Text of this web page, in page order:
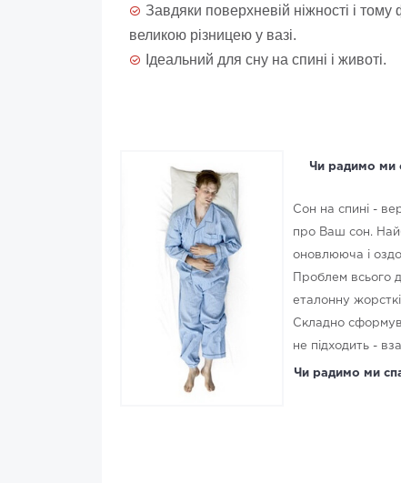
Завдяки поверхневій ніжності і
великою різницею у вазі.
Ідеальний для сну на спині і животі.
Чи радимо ми
Сон на спині -
про Ваш сон.
оновлююча і
Проблем всього
еталонну
Складно
не підходить -
Чи радимо ми